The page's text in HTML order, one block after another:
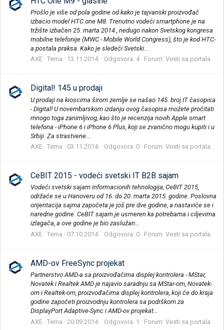
Prošlo je više od pola godine od kako je tajvanski proizvođač
izbacio model HTC one M8. Trenutno vodeći smartphone je na
tržište izbačen 25. marta 2014., nedugo nakon Svetskog kongresa
mobilne telefonije (MWC - Mobile World Congress), što je kod HTC-
a postala praksa. Kako je sledeći Svetski...
AXE Tema 13.11.2014. Odgovora: 4 Forum: Vesti sa portala
Digital! 145 u prodaji
U prodaji na kioscima širom zemlje se našao 145. broj IT časopisa
- Digital! U novembarskom izdanju ovog časopisa možete pročitati
mnogo toga zanimljivog, kao što je recenzija novih Apple smart
telefona - iPhone 6 i iPhone 6 Plus, koji se zvanično mogu kupiti i u
Srbiji. Za strastvene...
AXE Tema 03.11.2014. Odgovora: 0 Forum: Vesti sa portala
CeBIT 2015 - vodeći svetski IT B2B sajam
Vodeći svetski sajam informacionih tehnologija, CeBIT 2015,
održaće se u Hanoveru od 16. do 20. marta 2015. godine. Poslovna
orijentacija sajma započeta je još pre dve godine, a nastaviće se i
naredne godine. CeBIT sajam je usmeren ka potrebama i ciljevima
izlagača, a ove godine je bio zaslužan...
AXE Tema 07.10.2014. Odgovora: 0 Forum: Vesti sa portala
AMD-ov FreeSync projekat
Partnerstvo AMD-a sa proizvođačima displej kontrolera - MStar,
Novatek i Realtek AMD je najavio saradnju sa MStar-om, Novatek-
om i Realtek-om, proizvođačima displej kontrolera, koji će do kraja
godine započeti proizvodnju kontrolera sa podrškom za
DisplayPort Adaptive-Sync i AMD-ov projekat...
AXE Tema 20.09.2014. Odgovora: 1 Forum: Vesti sa portala